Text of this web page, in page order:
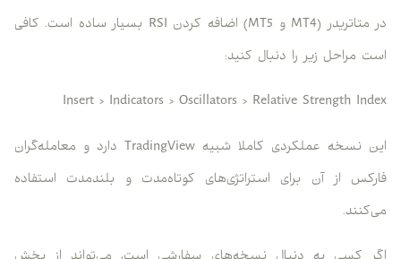
در متاتریدر (MT4 و MT5) اضافه کردن RSI بسیار ساده است. کافی
است مراحل زیر را دنبال کنید:
Insert > Indicators > Oscillators > Relative Strength Index
این نسخه عملکردی کاملا شبیه TradingView دارد و معامله‌گران
فارکس از آن برای استراتژی‌های کوتاه‌مدت و بلندمدت استفاده
می‌کنند.